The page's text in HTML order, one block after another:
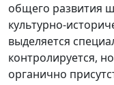
общего развития
культурно-
выделяется
контролируется,
органично